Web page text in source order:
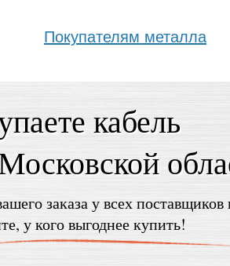
Покупателям металла
кабель
заказа у всех поставщиков
у кого выгоднее купить!